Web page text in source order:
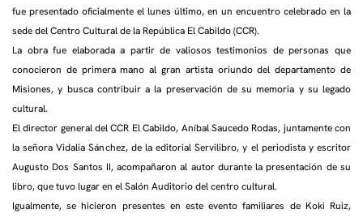
fue presentado oficialmente el lunes último, en un encuentro celebrado en la
sede del Centro Cultural de la República El Cabildo (CCR).
La obra fue elaborada a partir de valiosos testimonios de personas que
conocieron de primera mano al gran artista oriundo del departamento de
Misiones, y busca contribuir a la preservación de su memoria y su legado
cultural.
El director general del CCR El Cabildo, Aníbal Saucedo Rodas, juntamente con
la señora Vidalia Sánchez, de la editorial Servilibro, y el periodista y escritor
Augusto Dos Santos II, acompañaron al autor durante la presentación de su
libro, que tuvo lugar en el Salón Auditorio del centro cultural.
Igualmente, se hicieron presentes en este evento familiares de Koki Ruiz,